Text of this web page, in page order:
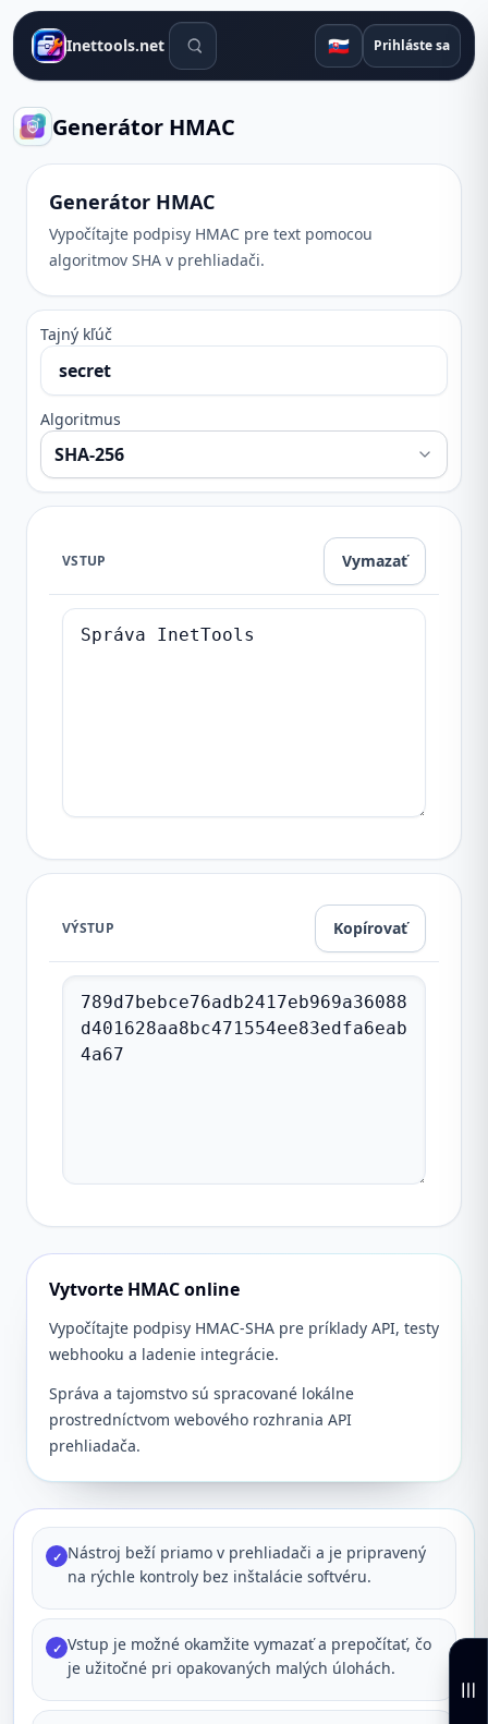
Inettools.net Vyhľadávacie nástroje
🇸🇰 Prihláste sa
Generátor HMAC
Generátor HMAC
Vypočítajte podpisy HMAC pre text pomocou
algoritmov SHA v prehliadači.
Tajný kľúč
Algoritmus
VSTUP Vymazať
VÝSTUP Kopírovať
Vytvorte HMAC online
Vypočítajte podpisy HMAC-SHA pre príklady API, testy
webhooku a ladenie integrácie.
Správa a tajomstvo sú spracované lokálne
prostredníctvom webového rozhrania API
prehliadača.
✓ Nástroj beží priamo v prehliadači a je pripravený
na rýchle kontroly bez inštalácie softvéru.
✓ Vstup je možné okamžite vymazať a prepočítať, čo
je užitočné pri opakovaných malých úlohách.